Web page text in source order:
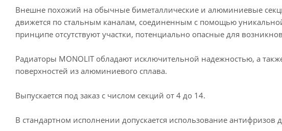
Внешне похожий на обычные биметаллические и алюминиевые
движется по стальным каналам, соединенным с помощью
принципе отсутствуют участки, потенциально опасные для
Радиаторы MONOLIT обладают исключительной надежностью, а
поверхностей из алюминиевого сплава.
Выпускается под заказ с числом секций от 4 до 14.
В стандартном исполнении допускается использование